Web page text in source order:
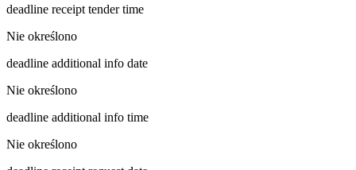
deadline receipt tender time
Nie określono
deadline additional info date
Nie określono
deadline additional info time
Nie określono